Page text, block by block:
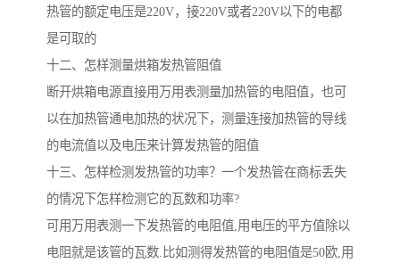
热管的额定电压是220V，接220V或者220V以下的电都
是可取的
十二、怎样测量烘箱发热管阻值
断开烘箱电源直接用万用表测量加热管的电阻值，也可
以在加热管通电加热的状况下，测量连接加热管的导线
的电流值以及电压来计算发热管的阻值
十三、怎样检测发热管的功率？一个发热管在商标丢失
的情况下怎样检测它的瓦数和功率?
可用万用表测一下发热管的电阻值,用电压的平方值除以
电阻就是该管的瓦数.比如测得发热管的电阻值是50欧,用